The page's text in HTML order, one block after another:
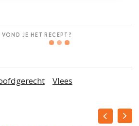
VOND JE HET RECEPT?
Vlees